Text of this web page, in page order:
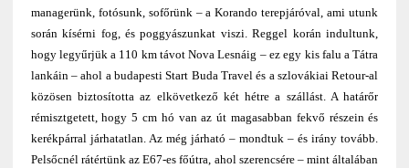
managerünk, fotósunk, sofőrünk – a Korando terepjáróval, ami utunk
során kísérni fog, és poggyászunkat viszi. Reggel korán indultunk,
hogy legyűrjük a 110 km távot Nova Lesnáig – ez egy kis falu a Tátra
lankáin – ahol a budapesti Start Buda Travel és a szlovákiai Retour-al
közösen biztosította az elkövetkező két hétre a szállást. A határőr
rémisztgetett, hogy 5 cm hó van az út magasabban fekvő részein és
kerékpárral járhatatlan. Az még járható – mondtuk – és irány tovább.
Pelsőcnél rátértünk az E67-es főútra, ahol szerencsére – mint általában